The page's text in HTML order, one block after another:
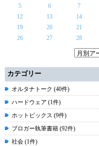
5
6 7
12
13 14
19
20 21
26
27 28
カテゴリー
オルタナトーク (40件)
ハードウェア (1件)
ホットピックス (9件)
ブロガー執筆書籍 (92件)
社会 (1件)